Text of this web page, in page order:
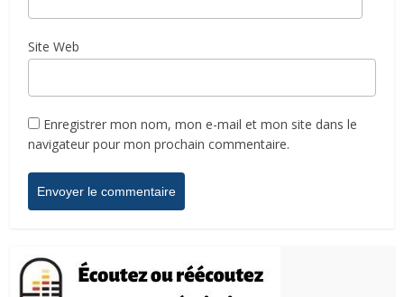
Site Web
Enregistrer mon nom, mon e-mail et mon site dans le
navigateur pour mon prochain commentaire.